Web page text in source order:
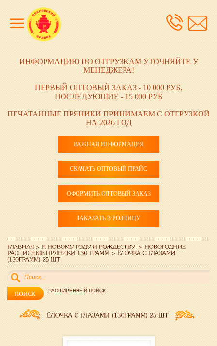
ИНФОРМАЦИЮ ПО ОТГРУЗКАМ УТОЧНЯЙТЕ У
МЕНЕДЖЕРА!
ПЕРВЫЙ ОПТОВЫЙ ЗАКАЗ - 10 000 РУБ,
ПОСЛЕДУЮЩИЕ - 15 000 РУБ
ПЕЧАТАННЫЕ ПРЯНИКИ ПРИНИМАЕМ С ОТГРУЗКОЙ
НА 2026 ГОД
ВАЖНАЯ ИНФОРМАЦИЯ
СКАЧАТЬ ОПТОВЫЙ ПРАЙС
ОФОРМИТЬ ОПТОВЫЙ ЗАКАЗ
ЗАКАЗАТЬ В РОЗНИЦУ
РАСШИРЕННЫЙ ПОИСК